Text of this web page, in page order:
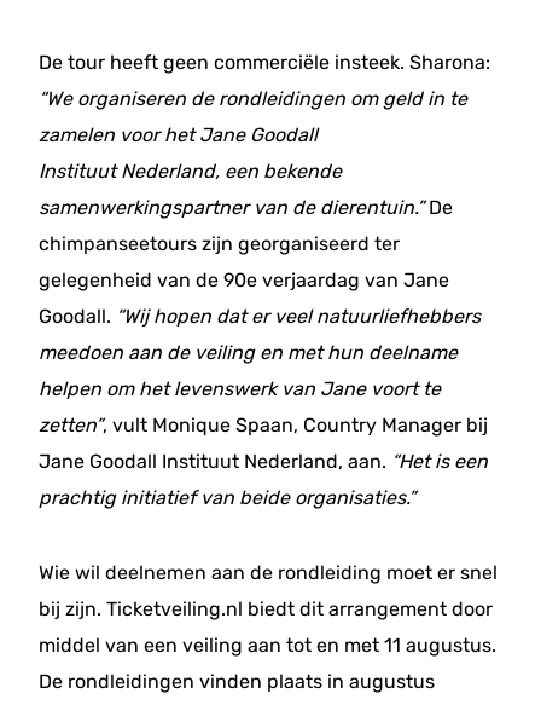
De tour heeft geen commerciële insteek. Sharona:
“We organiseren de rondleidingen om geld in te
zamelen voor het Jane Goodall
Instituut Nederland, een bekende
samenwerkingspartner van de dierentuin.”De
chimpanseetours zijn georganiseerd ter
gelegenheid van de 90e verjaardag van Jane
Goodall. “Wij hopen dat er veel natuurliefhebbers
meedoen aan de veiling en met hun deelname
helpen om het levenswerk van Jane voort te
zetten”, vult Monique Spaan, Country Manager bij
Jane Goodall Instituut Nederland, aan. “Het is een
prachtig initiatief van beide organisaties.”
Wie wil deelnemen aan de rondleiding moet er snel
bij zijn. Ticketveiling.nl biedt dit arrangement door
middel van een veiling aan tot en met 11 augustus.
De rondleidingen vinden plaats in augustus